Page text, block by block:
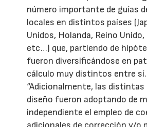
número importante de guías
locales en distintos países
Unidos, Holanda, Reino
etc…) que, partiendo de
fueron diversificándose en
cálculo muy distintos entre sí.
“Adicionalmente, las distintas
diseño fueron adoptando de
independiente el empleo de